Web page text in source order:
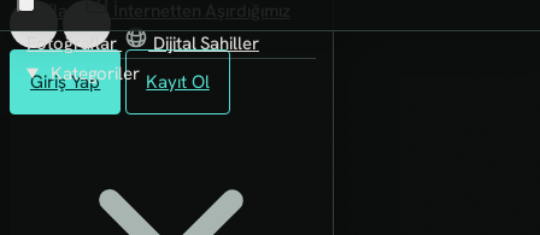
Giriş Yap Kayıt Ol
Rafları
Fotoğraflar
Dijital Sahiller
Kategoriler